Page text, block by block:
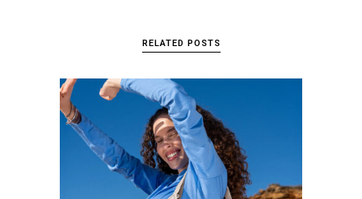
RELATED POSTS